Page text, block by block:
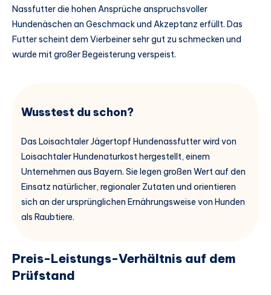
Nassfutter die hohen Ansprüche anspruchsvoller
Hundenäschen an Geschmack und Akzeptanz erfüllt. Das
Futter scheint dem Vierbeiner sehr gut zu schmecken und
wurde mit großer Begeisterung verspeist.
Wusstest du schon?
Das Loisachtaler Jägertopf Hundenassfutter wird von
Loisachtaler Hundenaturkost hergestellt, einem
Unternehmen aus Bayern. Sie legen großen Wert auf den
Einsatz natürlicher, regionaler Zutaten und orientieren
sich an der ursprünglichen Ernährungsweise von Hunden
als Raubtiere.
Preis-Leistungs-Verhältnis auf dem
Prüfstand